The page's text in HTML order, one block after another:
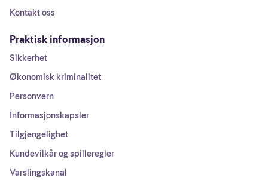
Kontakt oss
Praktisk informasjon
Sikkerhet
Økonomisk kriminalitet
Personvern
Informasjonskapsler
Tilgjengelighet
Kundevilkår og spilleregler
Varslingskanal